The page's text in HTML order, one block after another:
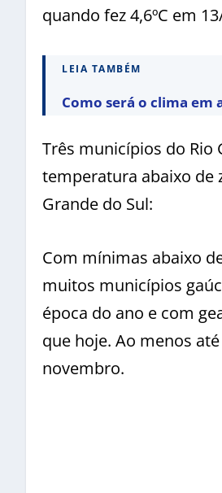
quando fez 4,6ºC em
LEIA TAMBÉM
Como será o clima em
Três municípios do Rio
temperatura abaixo de
Grande do Sul:
Com mínimas abaixo
muitos municípios
época do ano e com
que hoje. Ao menos
novembro.